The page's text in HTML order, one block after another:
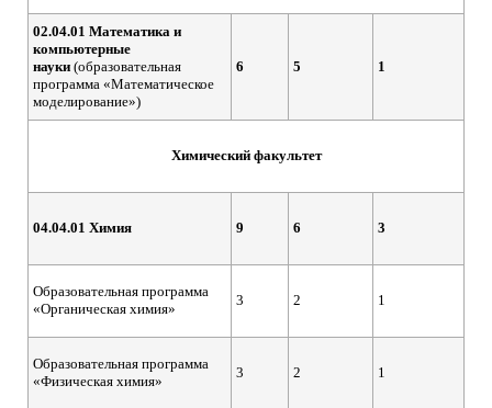
02.04.01 Математика и
компьютерные
науки (образовательная
программа «Математическое
моделирование»)
6 5 1
Химический факультет
04.04.01 Химия 9 6 3
Образовательная программа
«Органическая химия»
3 2 1
Образовательная программа
«Физическая химия»
3 2 1